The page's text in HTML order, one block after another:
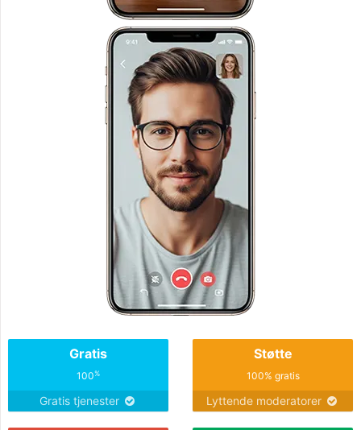
Gratis
100%
Gratis tjenester
Støtte
100% gratis
Lyttende moderatorer